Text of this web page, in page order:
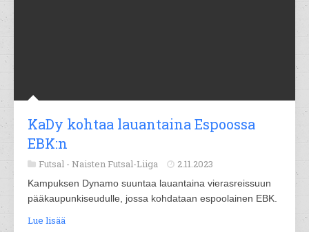
KaDy kohtaa lauantaina Espoossa
EBK:n
Futsal - Naisten Futsal-Liiga 2.11.2023
Kampuksen Dynamo suuntaa lauantaina vierasreissuun
pääkaupunkiseudulle, jossa kohdataan espoolainen EBK.
Lue lisää